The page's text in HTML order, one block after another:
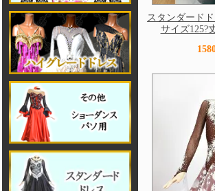
スタンダード
サイズ125?